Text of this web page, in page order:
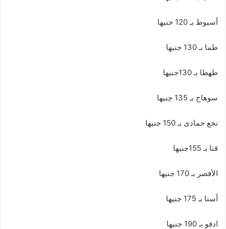
أسيوط بـ 120 جنيها
طما بـ 130 جنيها
طهطا بـ 130جنيها
سوهاج بـ 135 جنيها
نجع حمادى بـ 150 جنيها
قنا بـ 155جنيها
الأقصر بـ 170 جنيها
أسنا بـ 175 جنيها
ادفو بـ 190 جنيها